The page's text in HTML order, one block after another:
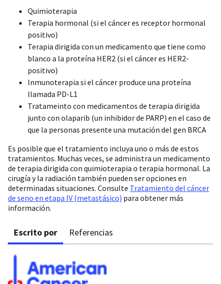
Quimioterapia
Terapia hormonal (si el cáncer es receptor hormonal
positivo)
Terapia dirigida con un medicamento que tiene como
blanco a la proteína HER2 (si el cáncer es HER2-
positivo)
Inmunoterapia si el cáncer produce una proteína
llamada PD-L1
Tratameinto con medicamentos de terapia dirigida
junto con olaparib (un inhibidor de PARP) en el caso de
que la personas presente una mutación del gen BRCA
Es posible que el tratamiento incluya uno o más de estos
tratamientos. Muchas veces, se administra un medicamento
de terapia dirigida con quimioterapia o terapia hormonal. La
cirugía y la radiación también pueden ser opciones en
determinadas situaciones. Consulte Tratamiento del cáncer
de seno en etapa IV (metastásico) para obtener más
información.
Escrito por Referencias